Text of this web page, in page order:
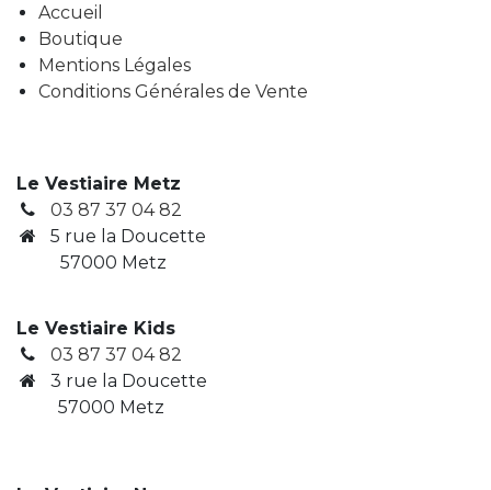
Accueil
Boutique
Mentions Légales
Conditions Générales de Vente
Le Vestiaire Metz
03 87 37 04 82
5 rue la Doucette
57000 Metz
Le Vestiaire Kids
03 87 37 04 82
3 rue la Doucette
​ 57000 Metz